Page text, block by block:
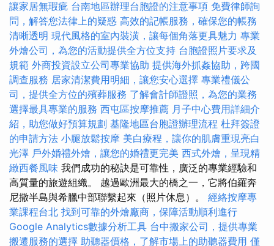
讓家居無瑕疵 台南地區辦理台胞證的注意事項 免費律師詢
問，解答您法律上的疑惑 高效的記帳服務，確保您的帳務
清晰透明 現代風格的室內裝潢，讓每個角落更具魅力 專業
外燴公司，為您的活動提供全方位支持 台胞證照片要求及
規範 外商投資設立公司專業協助 提供海外抓姦協助，跨國
調查服務 居家清潔費用明細，讓您安心選擇 專業禮儀公
司，提供全方位的殯葬服務 了解會計師證照，為您的業務
選擇最具專業的服務 西屯區按摩推薦 月子中心費用詳細介
紹，助您做好預算規劃 基隆地區台胞證辦理流程 杜拜簽證
的申請方法 小腿放鬆按摩 美白療程，讓你的肌膚重現亮白
光澤 戶外婚禮外燴，讓您的婚禮更完美 西式外燴，呈現精
緻西餐風味 我們成功的秘訣是可靠性，廣泛的專業經驗和
高質量的旅遊組織。 越過歐洲最大的橋之一，它將伯羅奔
尼撒半島與希臘中部聯繫起來（照片休息）。 經絡按摩專
業課程台北 找到可靠的外燴廠商，保障活動順利進行
Google Analytics數據分析工具 台中搬家公司，提供專業
搬遷服務的選擇 助聽器價格，了解市場上的助聽器費用 僅